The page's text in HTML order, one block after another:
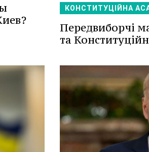
КОНСТИТУЦІЙНА
Передвиборчі
та